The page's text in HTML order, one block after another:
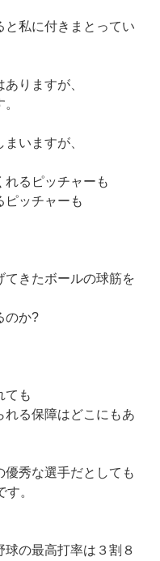
と私に付きまとってい
りますが、
いますが、
れるピッチャーも
ピッチャーも
てきたボールの球筋を
のか?
ても
れる保障はどこにもあ
秀な選手だとしても
。
の最高打率は３割８